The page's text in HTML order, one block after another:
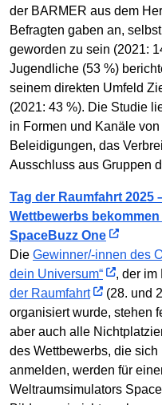
der BARMER aus dem
Befragten gaben an,
geworden zu sein (2021:
Jugendliche (53 %)
seinem direkten Umfeld
(2021: 43 %). Die Studie
in Formen und Kanäle
Beleidigungen, das
Ausschluss aus Gruppen
Tag der Raumfahrt 2025
Wettbewerbs
SpaceBuzz One
Die Gewinner/-innen des
dein Universum“
, der im
der Raumfahrt
(28. und
organisiert wurde, stehen
aber auch alle
des Wettbewerbs, die
anmelden, werden für
Weltraumsimulators